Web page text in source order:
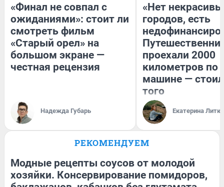
«Финал не совпал с
ожиданиями»: стоит ли
смотреть фильм
«Старый орел» на
большом экране —
честная рецензия
Надежда Губарь
«Нет
городов, есть
проехали 2000
километров по
машине —
того
Екатерина
РЕКОМЕНДУЕМ
Модные рецепты соусов от молодой
хозяйки. Консервирование помидоров,